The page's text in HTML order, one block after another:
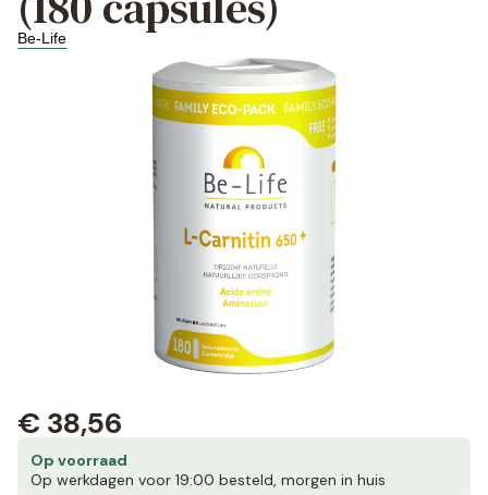
Be-Life
Op voorraad
Op werkdagen voor 19:00 besteld, morgen in huis
€ 38,56